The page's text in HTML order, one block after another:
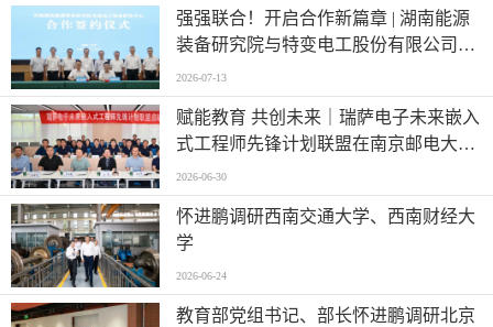
强强联合！开启合作新篇章 | 湖南能源
装备研究院与特变电工股份有限公司共
建先进电工装备研发中心
2026-07-13
赋能教育 共创未来｜瑞萨电子未来嵌入
式工程师先锋计划联盟在南京邮电大学
正式启动
2026-06-30
怀进鹏调研西南交通大学、西南财经大
学
2026-06-24
教育部党组书记、部长怀进鹏调研北京